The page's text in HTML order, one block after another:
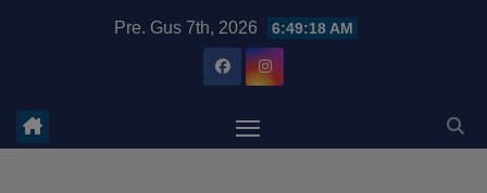
Pre. Gus 7th, 2026 6:49:19 AM